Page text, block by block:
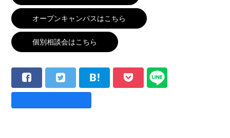
オープンキャンパスはこちら
個別相談会はこちら